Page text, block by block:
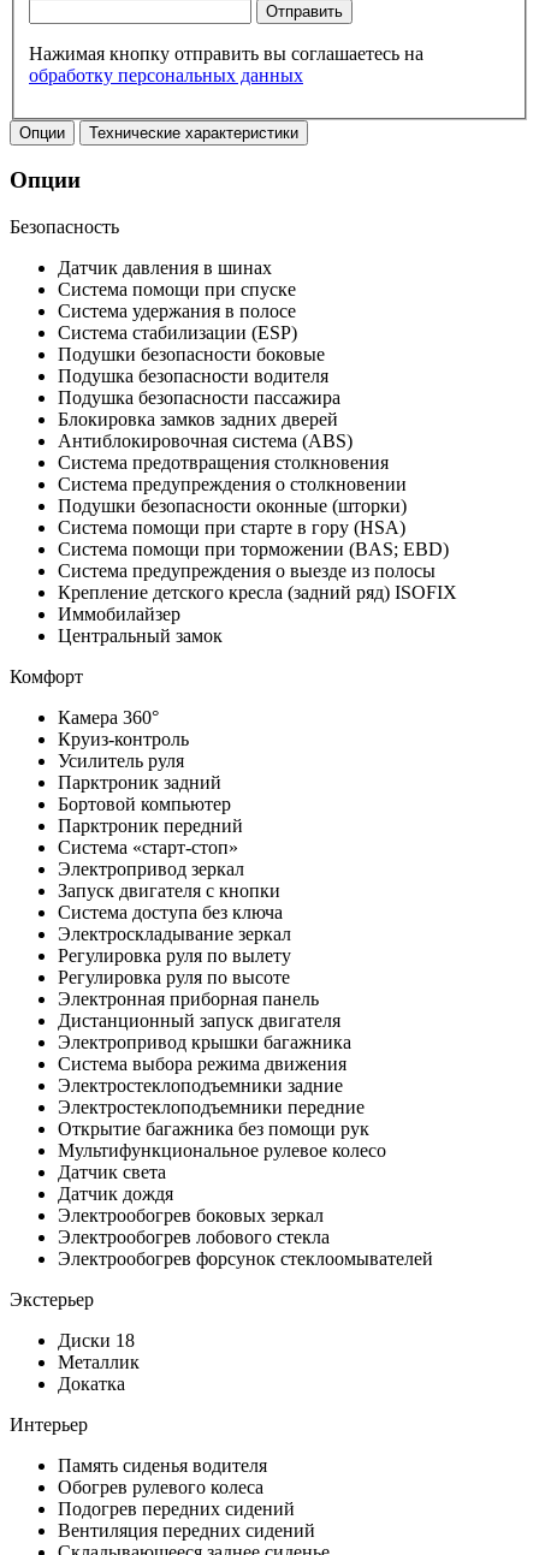
Отправить
Нажимая кнопку отправить вы соглашаетесь на
обработку персональных данных
Опции Технические характеристики
Опции
Безопасность
Датчик давления в шинах
Система помощи при спуске
Система удержания в полосе
Система стабилизации (ESP)
Подушки безопасности боковые
Подушка безопасности водителя
Подушка безопасности пассажира
Блокировка замков задних дверей
Антиблокировочная система (ABS)
Система предотвращения столкновения
Система предупреждения о столкновении
Подушки безопасности оконные (шторки)
Система помощи при старте в гору (HSA)
Система помощи при торможении (BAS; EBD)
Система предупреждения о выезде из полосы
Крепление детского кресла (задний ряд) ISOFIX
Иммобилайзер
Центральный замок
Комфорт
Камера 360°
Круиз-контроль
Усилитель руля
Парктроник задний
Бортовой компьютер
Парктроник передний
Система «старт-стоп»
Электропривод зеркал
Запуск двигателя с кнопки
Система доступа без ключа
Электроскладывание зеркал
Регулировка руля по вылету
Регулировка руля по высоте
Электронная приборная панель
Дистанционный запуск двигателя
Электропривод крышки багажника
Система выбора режима движения
Электростеклоподъемники задние
Электростеклоподъемники передние
Открытие багажника без помощи рук
Мультифункциональное рулевое колесо
Датчик света
Датчик дождя
Электрообогрев боковых зеркал
Электрообогрев лобового стекла
Электрообогрев форсунок стеклоомывателей
Экстерьер
Диски 18
Металлик
Докатка
Интерьер
Память сиденья водителя
Обогрев рулевого колеса
Подогрев передних сидений
Вентиляция передних сидений